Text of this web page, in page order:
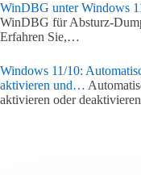
WinDBG unter Windows
WinDBG für Absturz-
Erfahren Sie,…
Windows 11/10:
aktivieren und…
aktivieren oder